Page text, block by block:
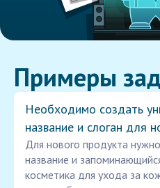
Примеры
Необходимо создать
название и слоган для
Для нового продукта
название и
косметика для ухода за